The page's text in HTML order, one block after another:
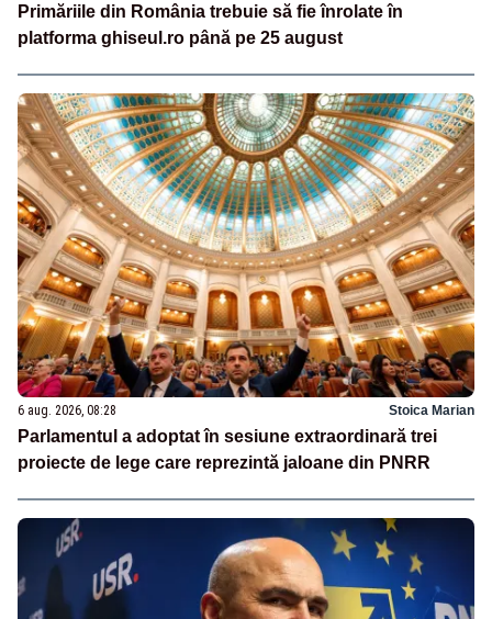
Primăriile din România trebuie să fie înrolate în
platforma ghiseul.ro până pe 25 august
6 aug. 2026, 08:28 Stoica Marian
Parlamentul a adoptat în sesiune extraordinară trei
proiecte de lege care reprezintă jaloane din PNRR